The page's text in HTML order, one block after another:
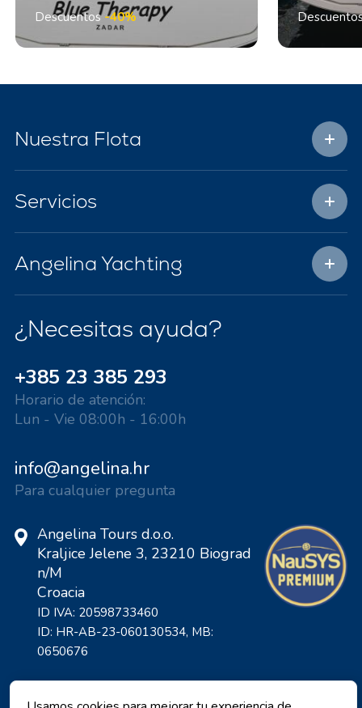
Descuentos-40%
Nuestra Flota
Servicios
Angelina Yachting
¿Necesitas ayuda?
+385 23 385 293
Horario de atención:
Lun - Vie 08:00h - 16:00h
info@angelina.hr
Para cualquier pregunta
Angelina Tours d.o.o.
Kraljice Jelene 3, 23210 Biograd
n/M
Croacia
ID IVA: 20598733460
ID: HR-AB-23-060130534, MB:
0650676